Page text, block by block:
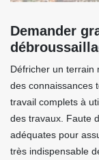
Demander
Défricher un terrain
des connaissances
travail complets à
des travaux. Faute
adéquates pour
très indispensable